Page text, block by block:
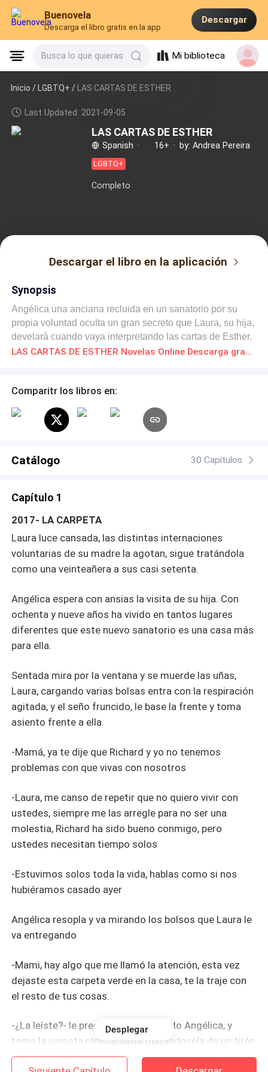
Buenovela
Descarga el libro gratis en la app
Descargar
Busca lo que quieras Mi biblioteca
Inicio /LGBTQ+ / LAS CARTAS DE ESTHER
Last Updated: 2021-09-05
LAS CARTAS DE ESTHER
Spanish · 16+ · by: Andrea Pereira
LGBTQ+
Completo
Descargar el libro en la aplicación
Synopsis
Angélica una anciana recluida en un sanatorio por su
propia voluntad oculta un gran secreto que Laura, su hija,
develará cuando vaya interpretando las cartas de Esther.
LAS CARTAS DE ESTHER Novelas Online Descarga gratuita de PDF
Comparitr los libros en:
Catálogo 30 Capítulos
Capítulo 1
2017- LA CARPETA
Laura luce cansada, las distintas internaciones
voluntarias de su madre la agotan, sigue tratándola
como una veinteañera a sus casi setenta.
Angélica espera con ansias la visita de su hija. Con
ochenta y nueve años ha vivido en tantos lugares
diferentes que este nuevo sanatorio es una casa más
para ella.
Sentada mira por la ventana y se muerde las uñas,
Laura, cargando varias bolsas entra con la respiración
agitada, y el seño fruncido, le base la frente y toma
asiento frente a ella.
-Mamá, ya te dije que Richard y yo no tenemos
problemas con que vivas con nosotros
-Laura, me canso de repetir que no quiero vivir con
ustedes, siempre me las arregle para no ser una
molestia, Richard ha sido bueno conmigo, pero
ustedes necesitan tiempo solos
-Estuvimos solos toda la vida, hablas como si nos
hubiéramos casado ayer
Angélica resopla y va mirando los bolsos que Laura le
va entregando
-Mami, hay algo que me llamó la atención, esta vez
dejaste esta carpeta verde en la casa, te la traje con
el resto de tus cosas.
-¿La leíste?- le pregunta casi gritando Angélica, y
toma la carpeta rápidamente quitándosela de un tirón
a su hija.
Desplegar